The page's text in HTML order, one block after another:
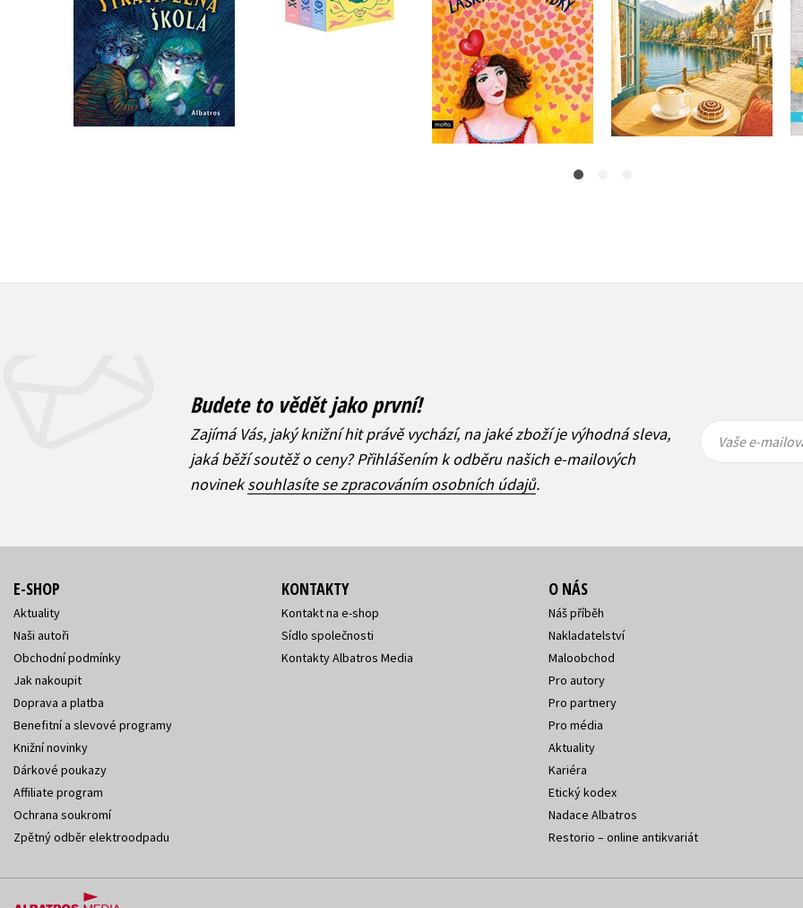
Do košíku
269 Kč
215 Kč
Do košíku
449 Kč
359 Kč
Do košíku
399 Kč
319 Kč
Budete to vědět jako první!
Zajímá Vás, jaký knižní hit právě vychází, na jaké zboží je výhodná sleva,
jaká běží soutěž o ceny? Přihlášením k odběru našich e-mailových
novineksouhlasíte se zpracováním osobních údajů.
mailová
mailová
Vaše e-
E-SHOP
Aktuality
Naši autoři
Obchodní podmínky
Jak nakoupit
Doprava a platba
Benefitní a slevové programy
Knižní novinky
Dárkové poukazy
Affiliate program
Ochrana soukromí
Zpětný odběr elektroodpadu
KONTAKTY
Kontakt na e-shop
Sídlo společnosti
Kontakty Albatros Media
O NÁS
Náš příběh
Nakladatelství
Maloobchod
Pro autory
Pro partnery
Pro média
Aktuality
Kariéra
Etický kodex
Nadace Albatros
Restorio – online antikvariát